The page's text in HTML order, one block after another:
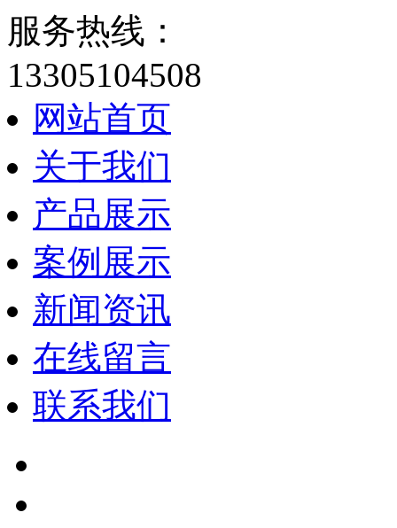
服务热线：
13305104508
网站首页
关于我们
产品展示
案例展示
新闻资讯
在线留言
联系我们